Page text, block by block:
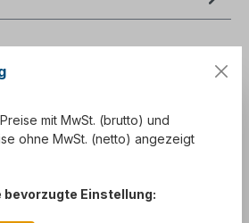
mit MwSt. (brutto) und
ohne MwSt. (netto) angezeigt
bevorzugte Einstellung: